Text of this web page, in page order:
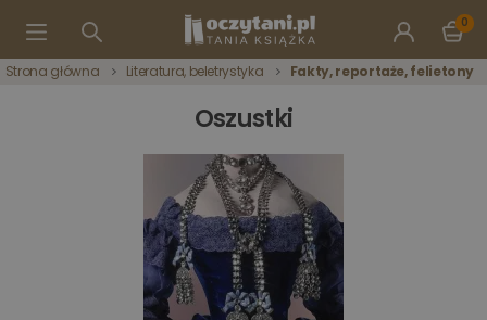
0
Strona główna Literatura, beletrystyka Fakty, reportaże, felietony
Oszustki